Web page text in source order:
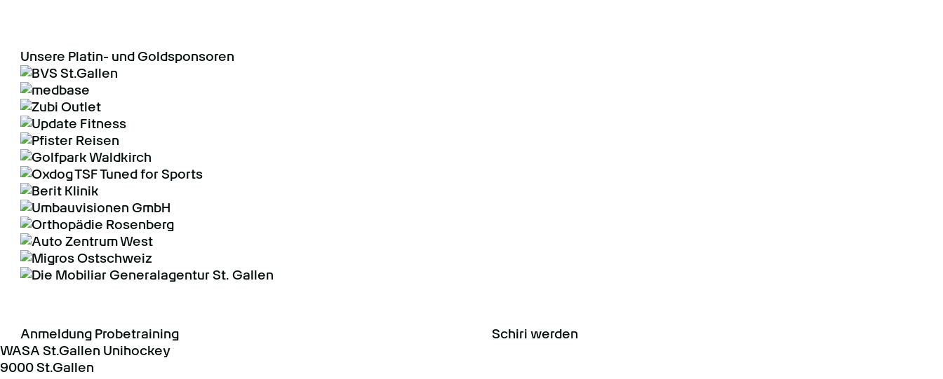
Unsere Platin- und Goldsponsoren
Anmeldung Probetraining
Schiri werden
WASA St.Gallen Unihockey
9000 St.Gallen